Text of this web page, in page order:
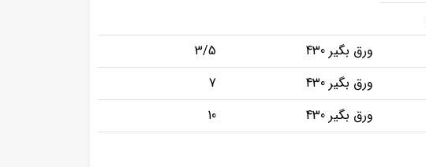
ورق بگیر 430
3/5
ورق بگیر 430
7
ورق بگیر 430 10